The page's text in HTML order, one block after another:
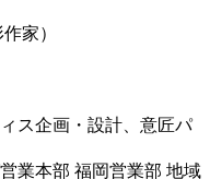
家）
ス企画・設計、意匠パ
業本部 福岡営業部 地域